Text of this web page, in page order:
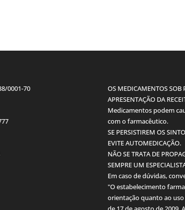
0001-70
OS MEDICAMENTOS SOB
APRESENTAÇÃO DA
Medicamentos podem
com o farmacêutico.
SE PERSISTIREM OS
EVITE AUTOMEDICAÇÃO.
NÃO SE TRATA DE
SEMPRE UM
Em caso de dúvidas,
"O estabelecimento
orientação quanto ao